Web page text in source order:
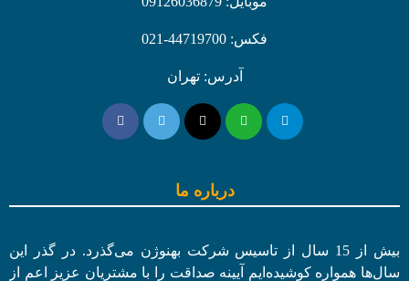
فکس: 44719700-021
آدرس: تهران
درباره ما
بیش از 15 سال از تاسیس شرکت بهنوژن می‌گذرد. در گذر این
سال‌ها همواره کوشیده‌ایم آیینه صداقت را با مشتریان عزیز اعم از